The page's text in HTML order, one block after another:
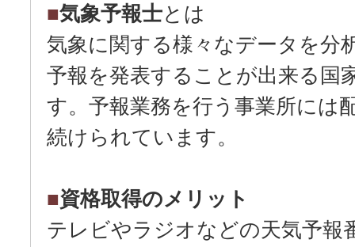
■気象予報士とは
気象に関する様々なデータを分
予報を発表することが出来る国
す。予報業務を行う事業所には
続けられています。
■資格取得のメリット
テレビやラジオなどの天気予報